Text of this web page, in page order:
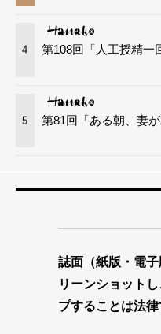
4 第108回「人工授精一
5 第81回「ある朝、妻
誌面（紙版・電
リーンショット
プすることは法律